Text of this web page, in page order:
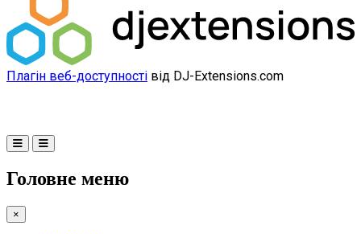
Плагін веб-доступності від DJ-Extensions.com
Головне меню
×